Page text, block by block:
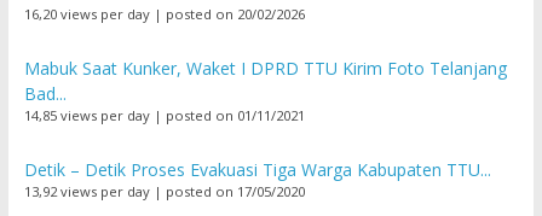
16,20 views per day| posted on 20/02/2026
Mabuk Saat Kunker, Waket I DPRD TTU Kirim Foto Telanjang
Bad...
14,85 views per day| posted on 01/11/2021
Detik – Detik Proses Evakuasi Tiga Warga Kabupaten TTU...
13,92 views per day| posted on 17/05/2020